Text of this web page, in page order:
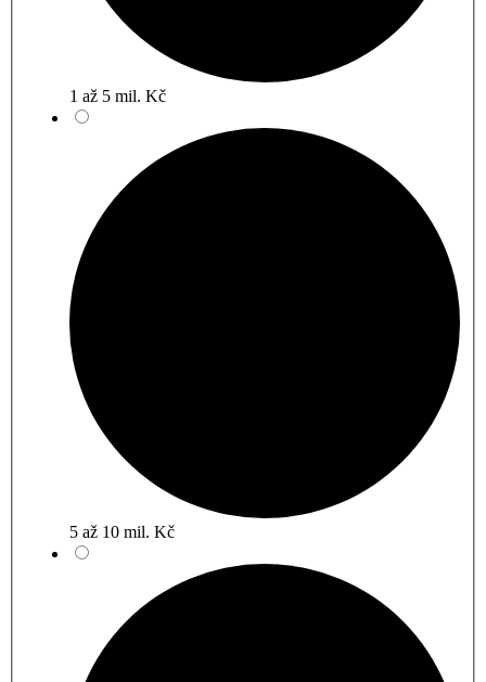
1 až 5 mil. Kč
5 až 10 mil. Kč